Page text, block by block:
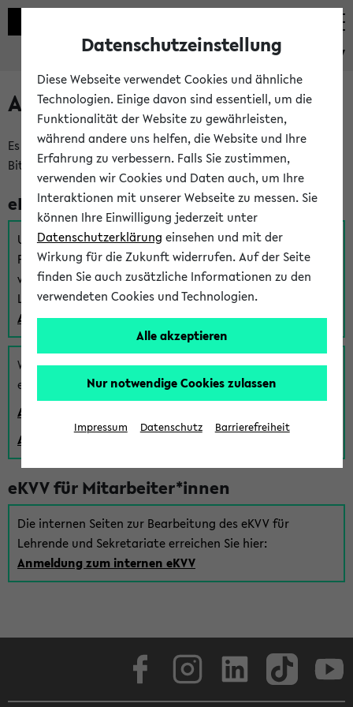
eKVV
Anmeldung am eKVV
Es gibt mehrere Möglichkeiten zur Anmeldung am eKVV.
Bitte wählen Sie die für Sie richtige aus:
eKVV für Studierende
Um sich einen Stundenplan zu erstellen und alle weiteren
Funktionen des eKVVs für Studierende zu nutzen,
verwenden Sie diesen Link zur Anmeldung über Ihr Uni
Login:
Anmeldung zum eKVV der Studierenden
Wenn Sie (noch) kein Uni Login haben, können Sie das
eKVV auch über einen Gastzugang verwenden:
Anmeldung über einen vorhandenen Gastzugang
Anlegen eines neuen Gastzugangs
eKVV für Mitarbeiter*innen
Die internen Seiten zur Bearbeitung des eKVV für
Lehrende und Sekretariate erreichen Sie hier:
Anmeldung zum internen eKVV
Datenschutzeinstellung
Diese Webseite verwendet Cookies und ähnliche
Technologien. Einige davon sind essentiell, um die
Funktionalität der Website zu gewährleisten,
während andere uns helfen, die Website und Ihre
Erfahrung zu verbessern. Falls Sie zustimmen,
verwenden wir Cookies und Daten auch, um Ihre
Interaktionen mit unserer Webseite zu messen. Sie
können Ihre Einwilligung jederzeit unter
Datenschutzerklärung einsehen und mit der
Wirkung für die Zukunft widerrufen. Auf der Seite
finden Sie auch zusätzliche Informationen zu den
verwendeten Cookies und Technologien.
Alle akzeptieren
Nur notwendige Cookies zulassen
Impressum Datenschutz Barrierefreiheit